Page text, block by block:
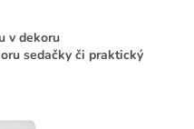
v dekoru
sedačky či praktický